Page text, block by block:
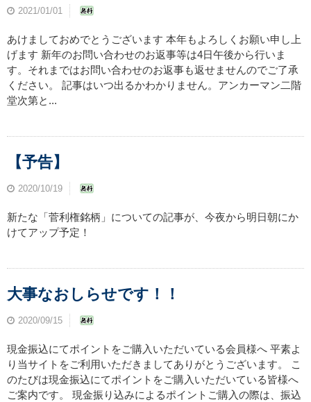
2021/01/01
あけましておめでとうございます 本年もよろしくお願い申し上
げます 新年のお問い合わせのお返事等は4日午後から行いま
す。それまではお問い合わせのお返事も返せませんのでご了承
ください。 記事はいつ出るかわかりません。アンカーマン二階
堂次第と...
【予告】
2020/10/19
新たな「菅利権銘柄」についての記事が、今夜から明日朝にか
けてアップ予定！
大事なおしらせです！！
2020/09/15
現金振込にてポイントをご購入いただいている会員様へ 平素よ
り当サイトをご利用いただきましてありがとうございます。 こ
のたびは現金振込にてポイントをご購入いただいている皆様へ
ご案内です。 現金振り込みによるポイントご購入の際は、振込